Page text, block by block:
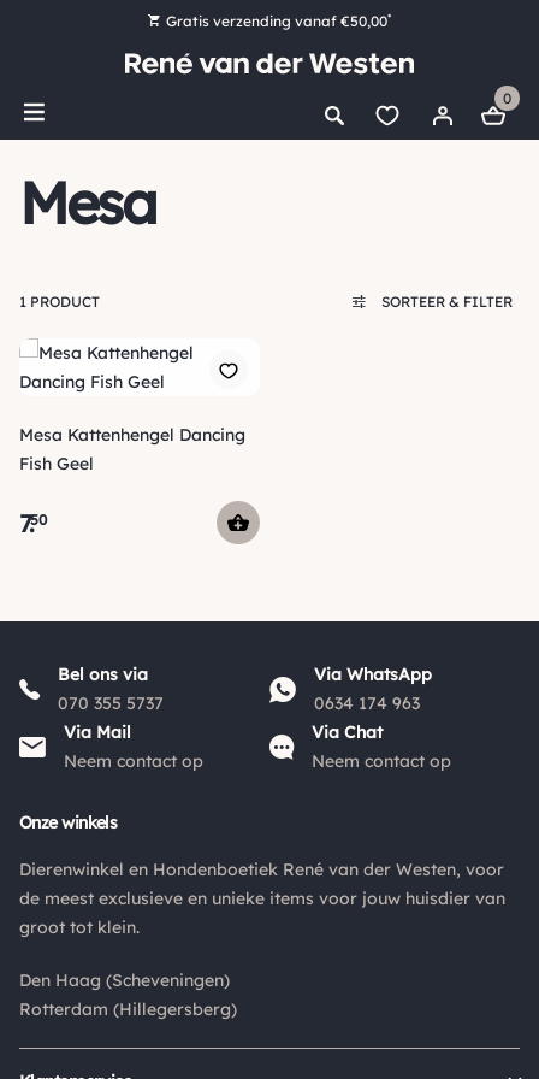
Gratis verzending vanaf €50,00*
Bestel nu, betaal later met Klarna
Ruim 16.000 artikelen op voorraad
0
Mesa
1 PRODUCT SORTEER & FILTER
Mesa Kattenhengel Dancing
Fish Geel
7.50
Bel ons via
070 355 5737
Via WhatsApp
0634 174 963
Via Mail
Neem contact op
Via Chat
Neem contact op
Onze winkels
Dierenwinkel en Hondenboetiek René van der Westen, voor
de meest exclusieve en unieke items voor jouw huisdier van
groot tot klein.
Den Haag (Scheveningen)
Rotterdam (Hillegersberg)